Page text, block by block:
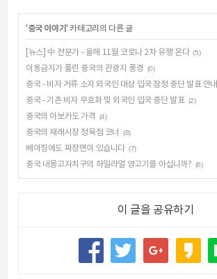
'중국 이야기' 카테고리의 다른 글
[뉴스] 中 전문가 - 올해 11월 코로나 2차 유행 온다 (5)
이동금지가 풀린 중국의 관광지 풍경
(0)
중국 - 비자 거류 소지 외국인 대상 입국 잠정 중단 발표 안내
중국 - 기존 비자 무효화 및 외국인 입국 중단 발표 (2)
중국의 아보카도 가격
(4)
중국의 재래시장 정육점 코너
(8)
베이징에도 짜장면이 있습니다 (7)
중국 내몽고자치구의 하일라얼 양고기를 아십니까? (6)
이 글을 공유하기